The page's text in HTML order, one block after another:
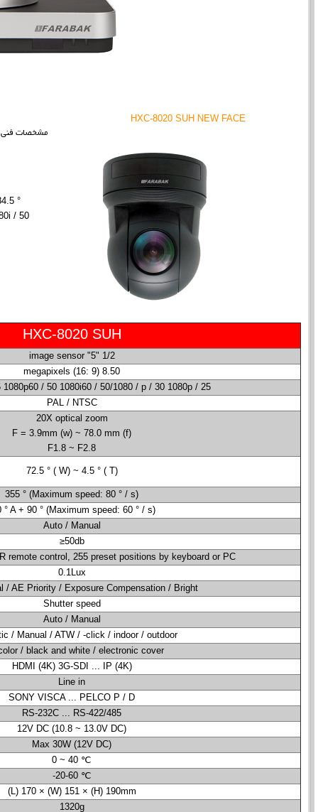
HXC-8020 SUH NEW FACE
مشخصات فنی
°
/ 50
HXC-8020 SUH
1/2 "5" image sensor
8.50 megapixels (16: 9)
/ 50 1080i60 / 50/1080 / p / 30 1080p / 25
PAL / NTSC
20X optical zoom
(F = 3.9mm (w) ~ 78.0 mm (f
F1.8 ~ F2.8
72.5 ° ( W) ~ 4.5 ° ( T)
355 ° (Maximum speed: 80 ° / s)
° A + 90 ° (Maximum speed: 60 ° / s)
Auto / Manual
≥50db
remote control, 255 preset positions by keyboard or PC
0.1Lux
/ AE Priority / Exposure Compensation / Bright
Shutter speed
Auto / Manual
/ Manual / ATW / -click / indoor / outdoor
/ black and white / electronic cover
HDMI (4K) 3G-SDI ... IP (4K)
Line in
SONY VISCA ... PELCO P / D
RS-232C ... RS-422/485
12V DC (10.8 ~ 13.0V DC)
Max 30W (12V DC)
0 ~ 40 ℃
-20-60 ℃
(L) 170 × (W) 151 × (H) 190mm
1320g